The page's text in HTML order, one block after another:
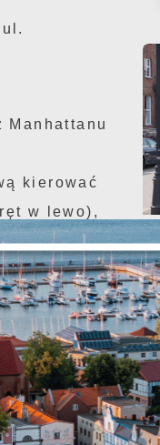
kierować
w lewo),